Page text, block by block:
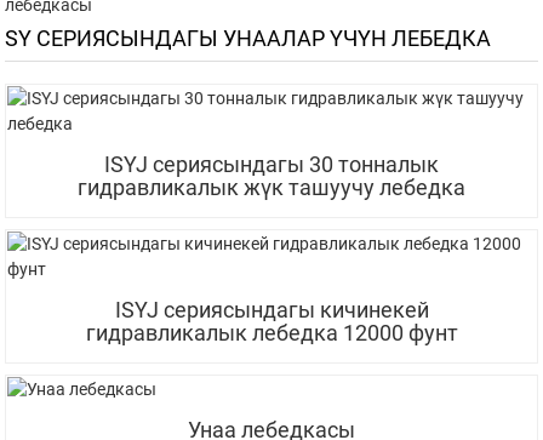
лебедкасы
SY СЕРИЯСЫНДАГЫ УНААЛАР ҮЧҮН ЛЕБЕДКА
ISYJ сериясындагы 30 тонналык
гидравликалык жүк ташуучу лебедка
ISYJ сериясындагы кичинекей
гидравликалык лебедка 12000 фунт
Унаа лебедкасы